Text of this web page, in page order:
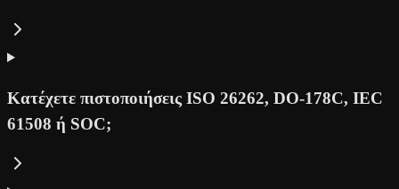
Κατέχετε πιστοποιήσεις ISO 26262, DO-178C, IEC
61508 ή SOC;